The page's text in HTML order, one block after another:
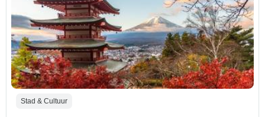
Stad & Cultuur